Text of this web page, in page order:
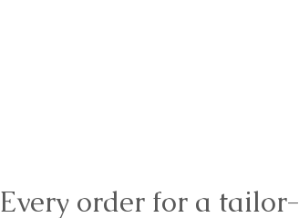
Every order for a tailor-